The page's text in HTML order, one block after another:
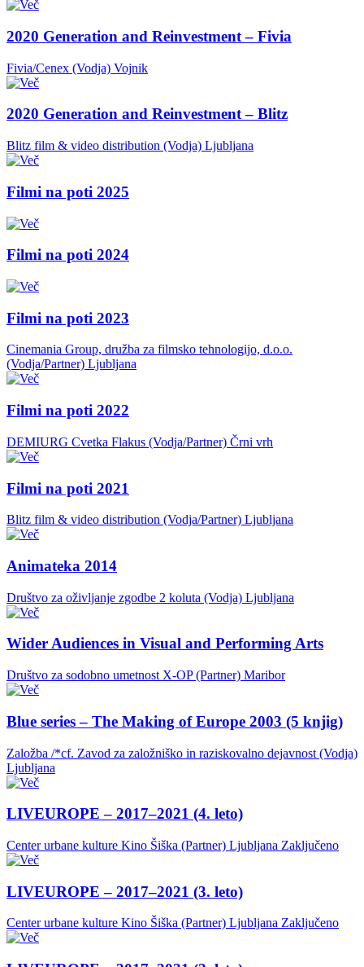
2020 Generation and Reinvestment – Fivia
Fivia/Cenex (Vodja) Vojnik
2020 Generation and Reinvestment – Blitz
Blitz film & video distribution (Vodja) Ljubljana
Filmi na poti 2025
Filmi na poti 2024
Filmi na poti 2023
Cinemania Group, družba za filmsko tehnologijo, d.o.o.
(Vodja/Partner) Ljubljana
Filmi na poti 2022
DEMIURG Cvetka Flakus (Vodja/Partner) Črni vrh
Filmi na poti 2021
Blitz film & video distribution (Vodja/Partner) Ljubljana
Animateka 2014
Društvo za oživljanje zgodbe 2 koluta (Vodja) Ljubljana
Wider Audiences in Visual and Performing Arts
Društvo za sodobno umetnost X-OP (Partner) Maribor
Blue series – The Making of Europe 2003 (5 knjig)
Založba /*cf. Zavod za založniško in raziskovalno dejavnost (Vodja)
Ljubljana
LIVEUROPE – 2017–2021 (4. leto)
Center urbane kulture Kino Šiška (Partner) Ljubljana Zaključeno
LIVEUROPE – 2017–2021 (3. leto)
Center urbane kulture Kino Šiška (Partner) Ljubljana Zaključeno